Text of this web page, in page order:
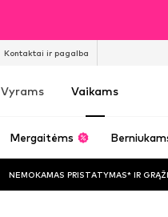
Kontaktai ir pagalba
Vyrams Vaikams
Mergaitėms
NEMOKAMAS PRISTATYMAS* IR